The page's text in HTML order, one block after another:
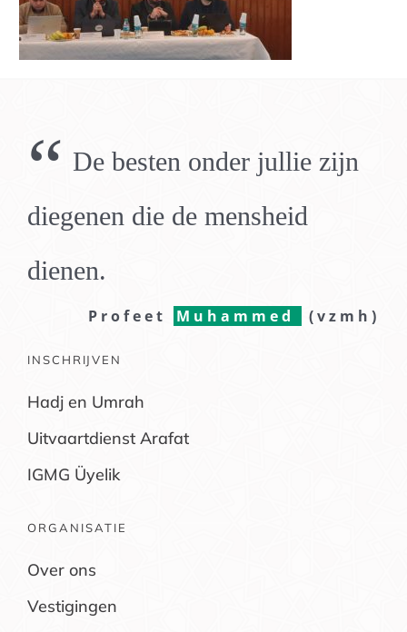
“ De besten onder jullie zijn
diegenen die de mensheid
dienen.
Profeet Muhammed (vzmh)
INSCHRIJVEN
Hadj en Umrah
Uitvaartdienst Arafat
IGMG Üyelik
ORGANISATIE
Over ons
Vestigingen